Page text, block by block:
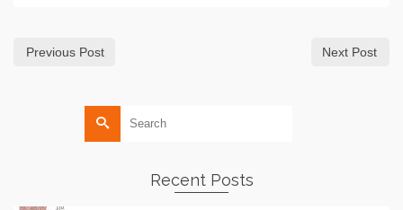
Previous Post Next Post
Search
for:
Recent Posts